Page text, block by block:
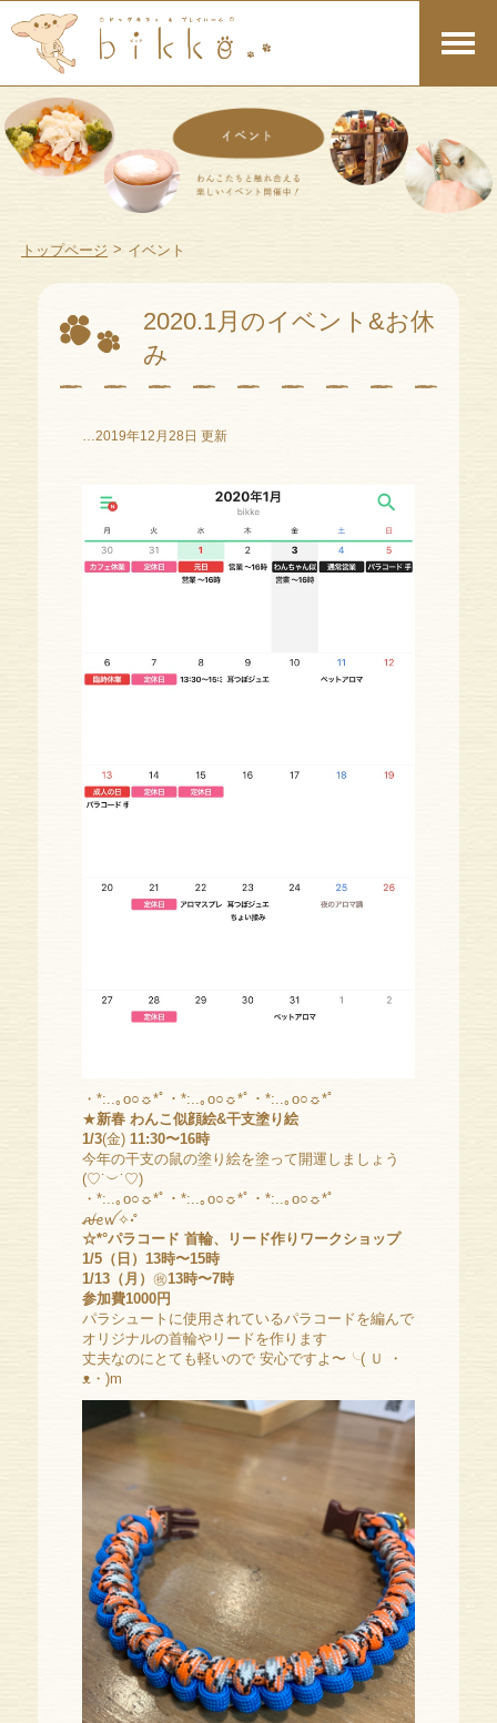
トップページ > イベント
2020.1月のイベント&お休
み
…2019年12月28日 更新
・*:..｡o○☼*ﾟ・*:..｡o○☼*ﾟ・*:..｡o○☼*ﾟ
★新春 わんこ似顔絵&干支塗り絵
1/3(金) 11:30〜16時
今年の干支の鼠の塗り絵を塗って開運しましょう
(♡˙︶˙♡)
・*:..｡o○☼*ﾟ・*:..｡o○☼*ﾟ・*:..｡o○☼*ﾟ
ꫛꫀꪝ✧‧˚
☆*°パラコード 首輪、リード作りワークショップ
1/5（日）13時〜15時
1/13（月）㊗️13時〜7時
参加費1000円
パラシュートに使用されているパラコードを編んで
オリジナルの首輪やリードを作ります
丈夫なのにとても軽いので 安心ですよ〜╰( Ｕ ・
ᴥ・)m